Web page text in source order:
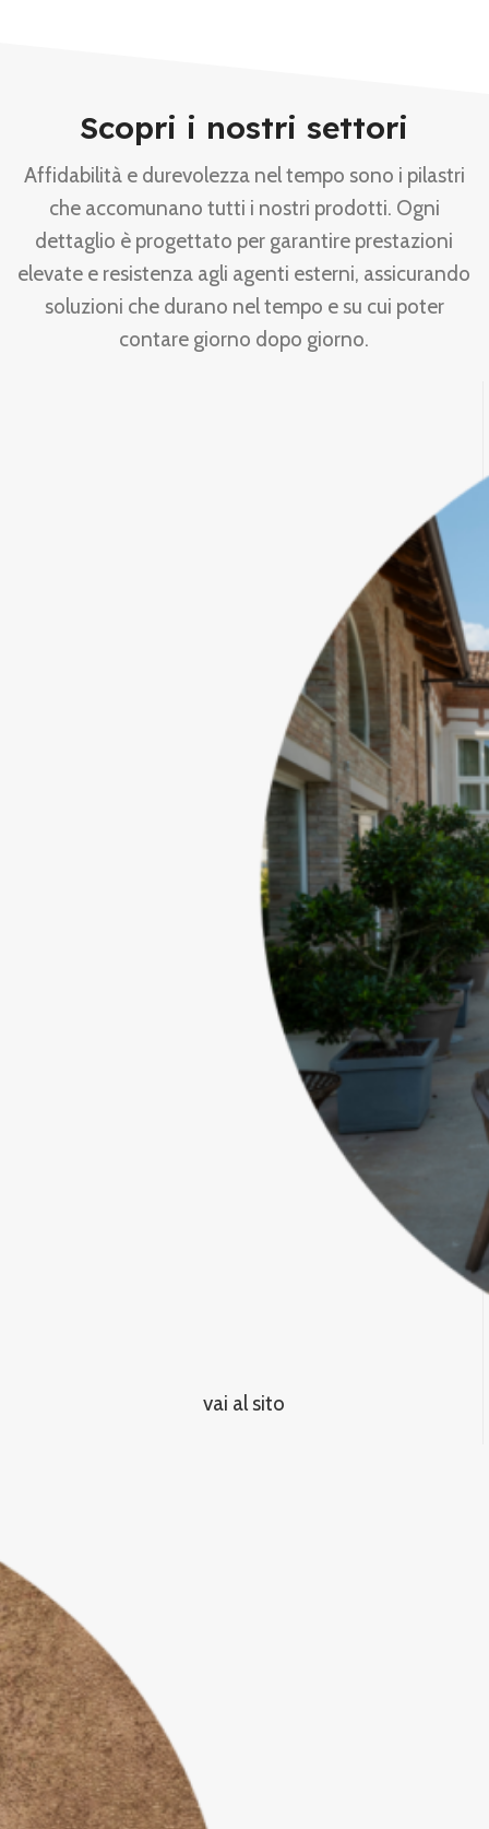
Scopri i nostri settori
Affidabilità e durevolezza nel tempo sono i pilastri
che accomunano tutti i nostri prodotti. Ogni
dettaglio è progettato per garantire prestazioni
elevate e resistenza agli agenti esterni, assicurando
soluzioni che durano nel tempo e su cui poter
contare giorno dopo giorno.
vai al sito